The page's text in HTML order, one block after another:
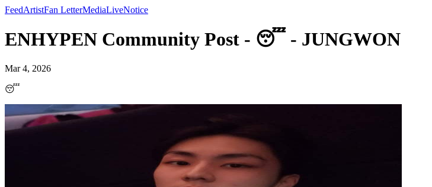
FeedArtistFan LetterMediaLiveNotice
ENHYPEN Community Post - 😴 - JUNGWON
Mar 4, 2026
😴